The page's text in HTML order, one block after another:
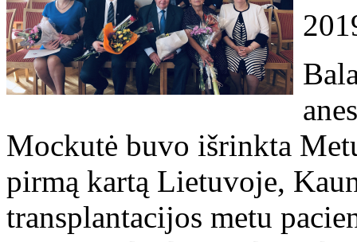
Mockutė buvo išrinkta
pirmą kartą Lietuvoje,
transplantacijos metu